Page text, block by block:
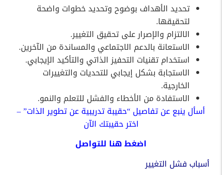
تحديد الأهداف بوضوح وتحديد خطوات واضحة
لتحقيقها.
الالتزام والإصرار على تحقيق التغيير.
الاستعانة بالدعم الاجتماعي والمساندة من الآخرين.
استخدام تقنيات التحفيز الذاتي والتأكيد الإيجابي.
الاستجابة بشكل إيجابي للتحديات والتغييرات
الخارجية.
الاستفادة من الأخطاء والفشل للتعلم والنمو.
أسأل ينبع عن تفاصيل “حقيبة تدريبية عن تطوير الذات” –
اختر حقيبتك الآن
اضغطهنا للتواصل
أسباب فشل التغيير